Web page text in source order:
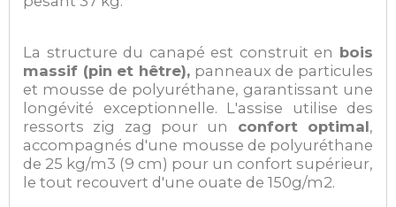
La structure du canapé est construit en bois
massif (pin et hêtre), panneaux de particules
et mousse de polyuréthane, garantissant une
longévité exceptionnelle. L'assise utilise des
ressorts zig zag pour un confort optimal,
accompagnés d'une mousse de polyuréthane
de 25 kg/m3 (9 cm) pour un confort supérieur,
le tout recouvert d'une ouate de 150g/m2.